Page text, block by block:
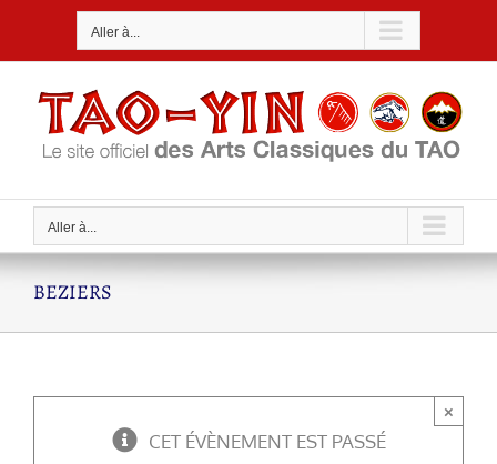
Aller à...
Aller à...
BEZIERS
CET ÉVÈNEMENT EST PASSÉ
×